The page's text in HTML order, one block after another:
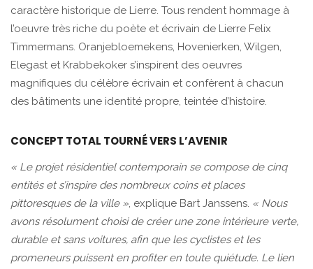
caractère historique de Lierre. Tous rendent hommage à
l’oeuvre très riche du poète et écrivain de Lierre Felix
Timmermans. Oranjebloemekens, Hovenierken, Wilgen,
Elegast et Krabbekoker s’inspirent des oeuvres
magnifiques du célèbre écrivain et confèrent à chacun
des bâtiments une identité propre, teintée d’histoire.
CONCEPT TOTAL TOURNÉ VERS L’AVENIR
« Le projet résidentiel contemporain se compose de cinq
entités et s’inspire des nombreux coins et places
pittoresques de la ville », explique Bart Janssens. « Nous
avons résolument choisi de créer une zone intérieure verte,
durable et sans voitures, afin que les cyclistes et les
promeneurs puissent en profiter en toute quiétude. Le lien